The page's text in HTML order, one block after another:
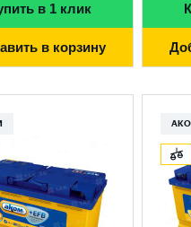
в 1 клик
в корзину